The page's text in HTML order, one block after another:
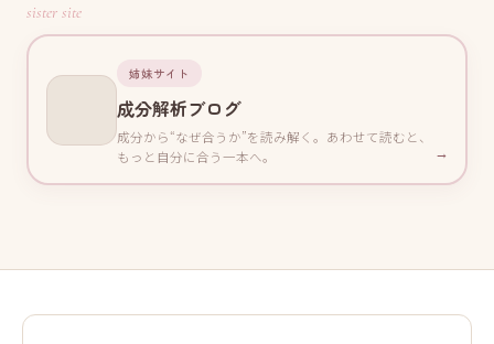
sister site
姉妹サイト
成分解析ブログ
成分から“なぜ合うか”を読み解く。あわせて読むと、
もっと自分に合う一本へ。
→